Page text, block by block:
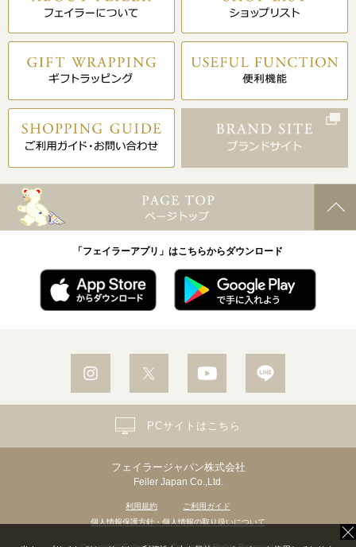
「フェイラーアプリ」はこちらからダウンロード
フェイラージャパン株式会社
Feiler Japan Co.,Ltd.
利用規約
ご利用ガイド
個人情報保護方針・個人情報の取り扱いについて
PCサイトはこちら